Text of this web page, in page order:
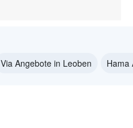
Via Angebote in Leoben Hama